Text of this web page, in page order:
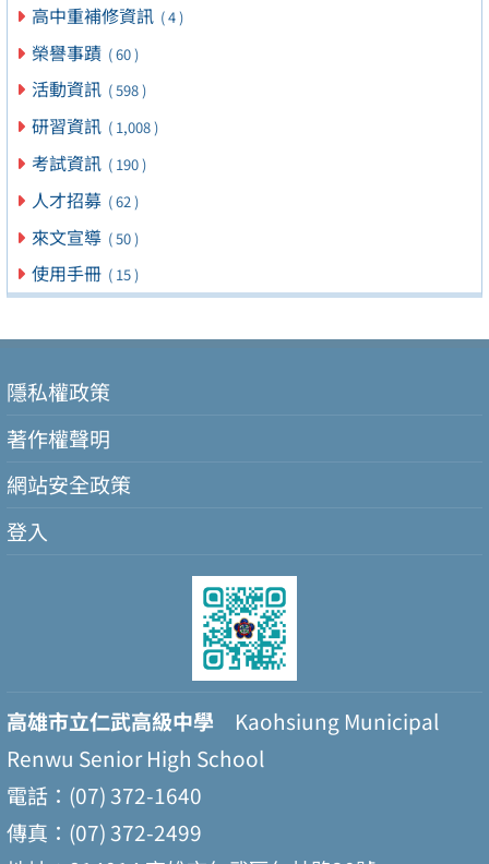
高中重補修資訊 ( 4 )
榮譽事蹟 ( 60 )
活動資訊 ( 598 )
研習資訊 ( 1,008 )
考試資訊 ( 190 )
人才招募 ( 62 )
來文宣導 ( 50 )
使用手冊 ( 15 )
隱私權政策
著作權聲明
網站安全政策
登入
高雄市立仁武高級中學 Kaohsiung Municipal
Renwu Senior High School
電話：(07) 372-1640
傳真：(07) 372-2499